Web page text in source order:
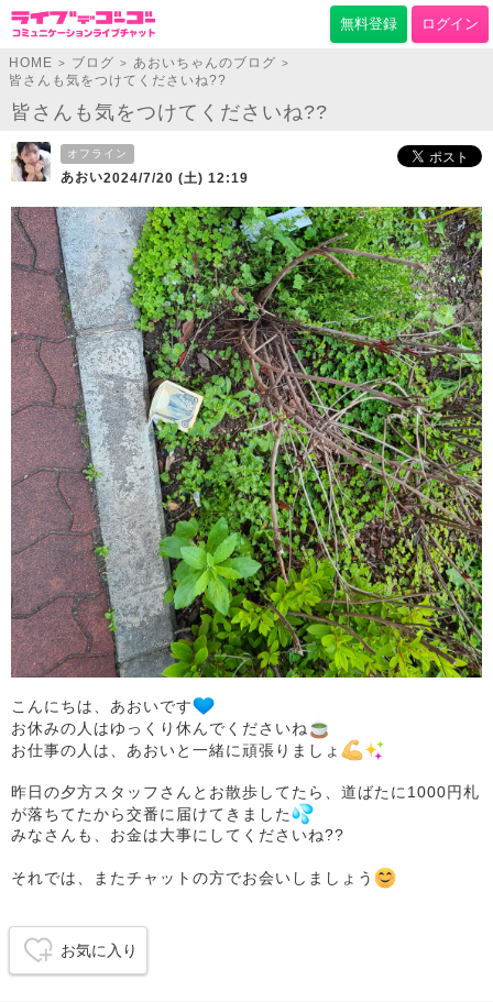
無料登録 ログイン
HOME > ブログ > あおいちゃんのブログ >
皆さんも気をつけてくださいね??
皆さんも気をつけてくださいね??
オフライン
あおい2024/7/20 (土) 12:19
こんにちは、あおいです
お休みの人はゆっくり休んでくださいね
お仕事の人は、あおいと一緒に頑張りましょ
昨日の夕方スタッフさんとお散歩してたら、道ばたに1000円札
が落ちてたから交番に届けてきました
みなさんも、お金は大事にしてくださいね??
それでは、またチャットの方でお会いしましょう
お気に入り